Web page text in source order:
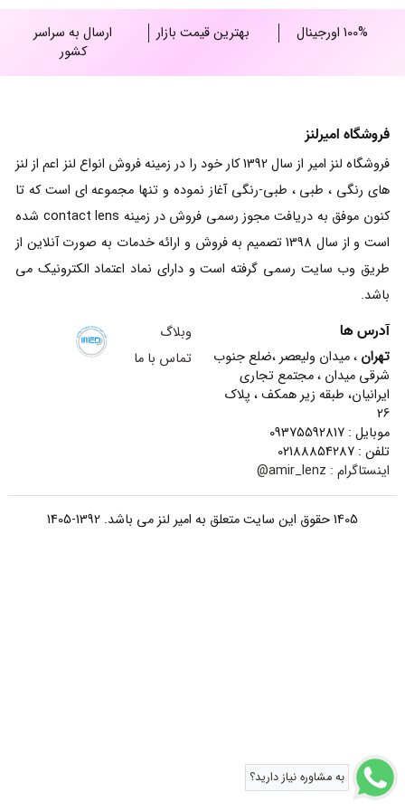
100% اورجینال بهترین قیمت بازار
ارسال به سراسر
کشور
فروشگاه امیرلنز
فروشگاه لنز امیر از سال 1392 کار خود را در زمینه فروش انواع لنز اعم از لنز
های رنگی ، طبی ، طبی-رنگی آغاز نموده و تنها مجموعه ای است که تا
کنون موفق به دریافت مجوز رسمی فروش در زمینه contact lens شده
است و از سال 1398 تصمیم به فروش و ارائه خدمات به صورت آنلاین از
طریق وب سایت رسمی گرفته است و دارای نماد اعتماد الکترونیک می
باشد.
آدرس ها
تهران ، میدان ولیعصر ،ضلع جنوب
شرقی میدان ، مجتمع تجاری
ایرانیان، طبقه زیر همکف ، پلاک
26
موبایل : 09375592817
تلفن : 02188854287
اینستاگرام : amir_lenz@
وبلاگ
تماس با ما
1405 حقوق این سایت متعلق به امیر لنز می باشد. 1392-1405
به مشاوره نیاز دارید؟